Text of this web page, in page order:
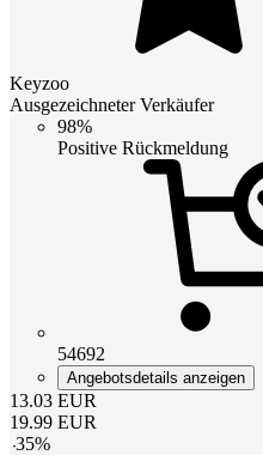
Keyzoo
Ausgezeichneter Verkäufer
98%
Positive Rückmeldung
54692
Angebotsdetails anzeigen
13.03 EUR
19.99 EUR
-35%